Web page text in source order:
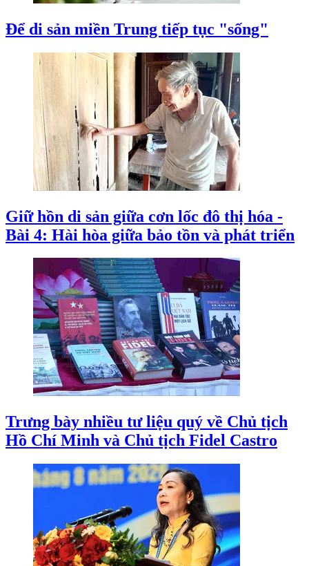
Để di sản miền Trung tiếp tục "sống"
Giữ hồn di sản giữa cơn lốc đô thị hóa -
Bài 4: Hài hòa giữa bảo tồn và phát triển
Trưng bày nhiều tư liệu quý về Chủ tịch
Hồ Chí Minh và Chủ tịch Fidel Castro